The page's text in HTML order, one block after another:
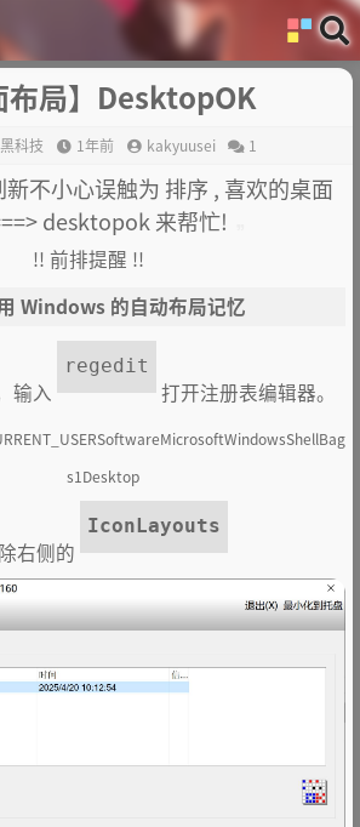
布局】DesktopOK
黑科技 1年前 kakyuusei 1
不小心误触为 排序 , 喜欢的桌面
desktopok 来帮忙!
!! 前排提醒 !!
Windows 的自动布局记忆
输入
regedit
打开注册表编辑器。
s1Desktop
右侧的
IconLayouts